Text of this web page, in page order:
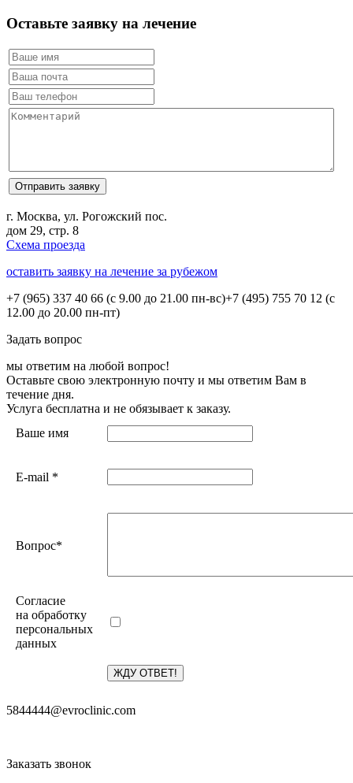
Оставьте заявку на лечение
г. Москва, ул. Рогожский пос.
дом 29, стр. 8
Схема проезда
оставить заявку на лечение за рубежом
+7 (965) 337 40 66 (с 9.00 до 21.00 пн-вс)+7 (495) 755 70 12 (с
12.00 до 20.00 пн-пт)
Задать вопрос
мы ответим на любой вопрос!
Оставьте свою электронную почту и мы ответим Вам в
течение дня.
Услуга бесплатна и не обязывает к заказу.
Ваше имя
E-mail *
Вопрос*
Согласие
на обработку
персональных
данных
5844444@evroclinic.com
Заказать звонок